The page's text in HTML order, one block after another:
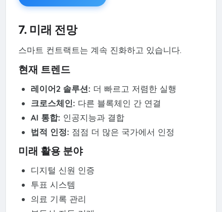
7. 미래 전망
스마트 컨트랙트는 계속 진화하고 있습니다.
현재 트렌드
레이어2 솔루션: 더 빠르고 저렴한 실행
크로스체인: 다른 블록체인 간 연결
AI 통합: 인공지능과 결합
법적 인정: 점점 더 많은 국가에서 인정
미래 활용 분야
디지털 신원 인증
투표 시스템
의료 기록 관리